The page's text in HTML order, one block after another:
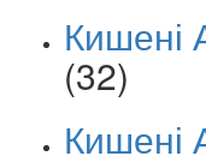
Кишені
(32)
Кишені